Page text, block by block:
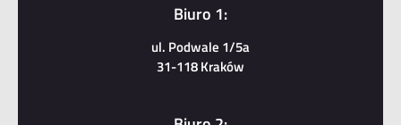
Biuro 1:
ul. Podwale 1/5a
31-118 Kraków